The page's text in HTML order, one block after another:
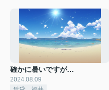
確かに暑いですが…
2024.08.09